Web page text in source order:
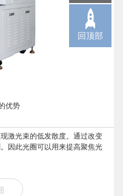
优势
激光束的低发散度。通过改变
因此光圈可以用来提高聚焦光
回顶部